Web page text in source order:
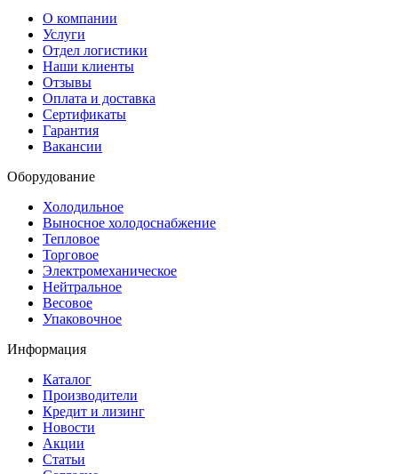
О компании
Услуги
Отдел логистики
Наши клиенты
Отзывы
Оплата и доставка
Сертификаты
Гарантия
Вакансии
Оборудование
Холодильное
Выносное холодоснабжение
Тепловое
Торговое
Электромеханическое
Нейтральное
Весовое
Упаковочное
Информация
Каталог
Производители
Кредит и лизинг
Новости
Акции
Статьи